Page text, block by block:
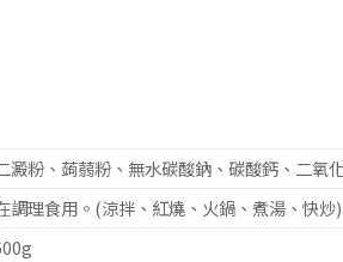
澱粉、蒟蒻粉、無水碳酸鈉、碳酸鈣、二氧
調理食用。(涼拌、紅燒、火鍋、煮湯、快炒)